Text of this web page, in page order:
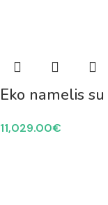
Eko namelis
11,029.00€